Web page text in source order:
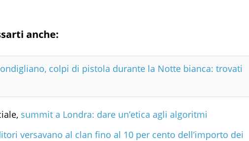
anche:
colpi di pistola durante la Notte bianca: trovati
summit a Londra: dare un’etica agli algoritmi
versavano al clan fino al 10 per cento dell’importo dei